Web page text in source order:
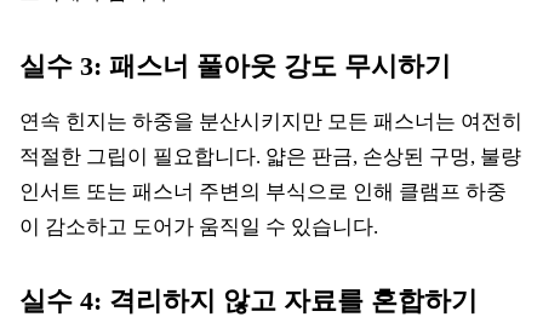
실수 3: 패스너 풀아웃 강도 무시하기
연속 힌지는 하중을 분산시키지만 모든 패스너는 여전히
적절한 그립이 필요합니다. 얇은 판금, 손상된 구멍, 불량
인서트 또는 패스너 주변의 부식으로 인해 클램프 하중
이 감소하고 도어가 움직일 수 있습니다.
실수 4: 격리하지 않고 자료를 혼합하기